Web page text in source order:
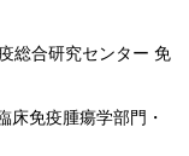
総合研究センター 免
免疫腫瘍学部門・